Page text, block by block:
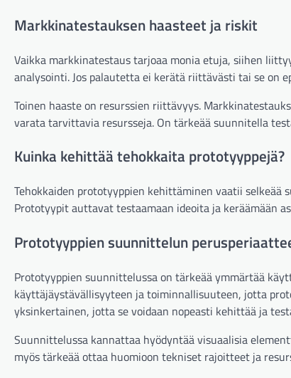
Markkinatestauksen haasteet ja riskit
Vaikka markkinatestaus tarjoaa monia etuja, siihen
analysointi. Jos palautetta ei kerätä riittävästi tai se on
Toinen haaste on resurssien riittävyys.
varata tarvittavia resursseja. On tärkeää suunnitella
Kuinka kehittää tehokkaita prototyyppejä?
Tehokkaiden prototyyppien kehittäminen vaatii
Prototyypit auttavat testaamaan ideoita ja keräämään
Prototyyppien suunnittelun
Prototyyppien suunnittelussa on tärkeää ymmärtää
käyttäjäystävällisyyteen ja toiminnallisuuteen, jotta
yksinkertainen, jotta se voidaan nopeasti kehittää ja
Suunnittelussa kannattaa hyödyntää visuaalisia
myös tärkeää ottaa huomioon tekniset rajoitteet ja